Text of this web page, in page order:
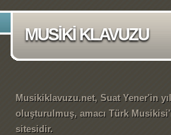
MUSİKİ KLAVUZU
Musikiklavuzu.net, Suat Yener'in
oluşturulmuş, amacı Türk
sitesidir.